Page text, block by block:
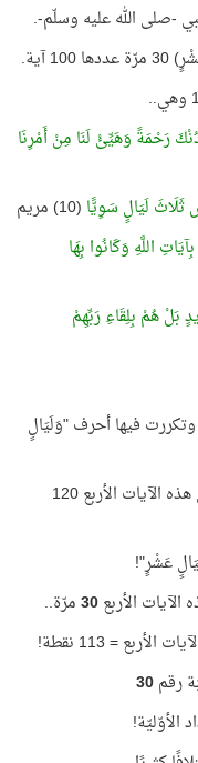
-صلى الله عليه وسلّم-.
رَحْمَةً وَهَيِّئْ لَنَا مِنْ أَمْرِنَا
ثَلَاثَ لَيَالٍ سَوِيًّا (10) مريم
اللَّهِ وَكَانُوا بِهَا
بَلْ هُمْ بِلِقَاءِ رَبِّهِمْ
أي أنه لا توجد آية أخرى في القرآن رقمها 10 وتكررت فيها أحرف "وَلَيَالٍ
وهذا يعني أن أحرف "وَلَيَالٍ عَشْرٍ" تكرّرت في هذه الآيات الأربع 120
الأربع30مرّة..
= 113 نقطة!
30
الأوّليّة!